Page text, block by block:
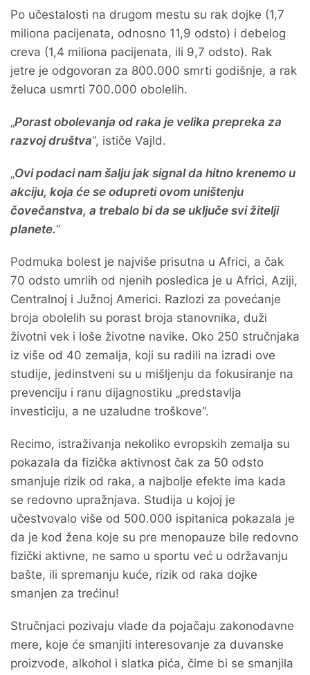
Po učestalosti na drugom mestu su rak dojke (1,7
miliona pacijenata, odnosno 11,9 odsto) i debelog
creva (1,4 miliona pacijenata, ili 9,7 odsto). Rak
jetre je odgovoran za 800.000 smrti godišnje, a rak
želuca usmrti 700.000 obolelih.
„Porast obolevanja od raka je velika prepreka za
razvoj društva“, ističe Vajld.
„Ovi podaci nam šalju jak signal da hitno krenemo u
akciju, koja će se odupreti ovom uništenju
čovečanstva, a trebalo bi da se uključe svi žitelji
planete.“
Podmuka bolest je najviše prisutna u Africi, a čak
70 odsto umrlih od njenih posledica je u Africi, Aziji,
Centralnoj i Južnoj Americi. Razlozi za povećanje
broja obolelih su porast broja stanovnika, duži
životni vek i loše životne navike. Oko 250 stručnjaka
iz više od 40 zemalja, koji su radili na izradi ove
studije, jedinstveni su u mišljenju da fokusiranje na
prevenciju i ranu dijagnostiku „predstavlja
investiciju, a ne uzaludne troškove“.
Recimo, istraživanja nekoliko evropskih zemalja su
pokazala da fizička aktivnost čak za 50 odsto
smanjuje rizik od raka, a najbolje efekte ima kada
se redovno upražnjava. Studija u kojoj je
učestvovalo više od 500.000 ispitanica pokazala je
da je kod žena koje su pre menopauze bile redovno
fizički aktivne, ne samo u sportu već u održavanju
bašte, ili spremanju kuće, rizik od raka dojke
smanjen za trećinu!
Stručnjaci pozivaju vlade da pojačaju zakonodavne
mere, koje će smanjiti interesovanje za duvanske
proizvode, alkohol i slatka pića, čime bi se smanjila